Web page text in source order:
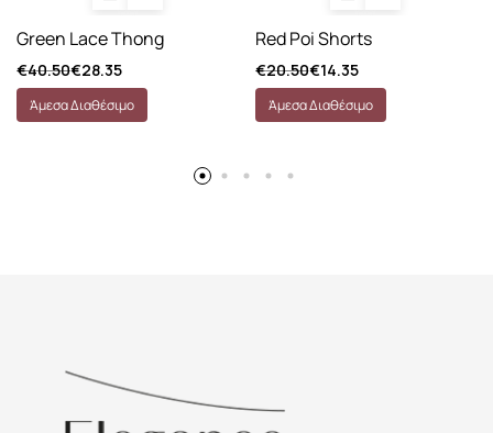
Green Lace Thong
€40.50€28.35
Άμεσα Διαθέσιμο
Red Poi Shorts
€20.50€14.35
Άμεσα Διαθέσιμο